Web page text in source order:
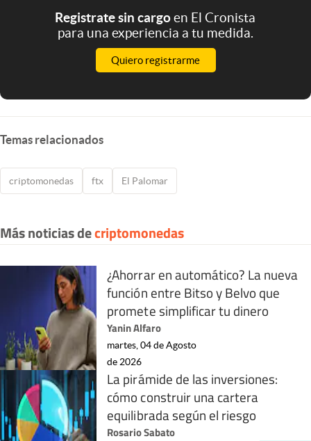
Registrate sin cargoen El Cronista
para una experiencia a tu medida.
Quiero registrarme
Temas relacionados
criptomonedas ftx El Palomar
Más noticias decriptomonedas
¿Ahorrar en automático? La nueva
función entre Bitso y Belvo que
promete simplificar tu dinero
Yanin Alfaro
martes, 04 de Agosto
de 2026
La pirámide de las inversiones:
cómo construir una cartera
equilibrada según el riesgo
Rosario Sabato